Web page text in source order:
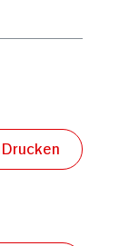
Drucken